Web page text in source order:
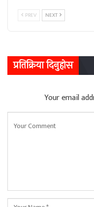
PREV NEXT
प्रतिक्रिया दिनुहोस
Your email